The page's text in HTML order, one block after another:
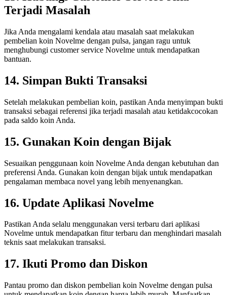
Terjadi Masalah
Jika Anda mengalami kendala atau masalah saat melakukan
pembelian koin Novelme dengan pulsa, jangan ragu untuk
menghubungi customer service Novelme untuk mendapatkan
bantuan.
14. Simpan Bukti Transaksi
Setelah melakukan pembelian koin, pastikan Anda menyimpan bukti
transaksi sebagai referensi jika terjadi masalah atau ketidakcocokan
pada saldo koin Anda.
15. Gunakan Koin dengan Bijak
Sesuaikan penggunaan koin Novelme Anda dengan kebutuhan dan
preferensi Anda. Gunakan koin dengan bijak untuk mendapatkan
pengalaman membaca novel yang lebih menyenangkan.
16. Update Aplikasi Novelme
Pastikan Anda selalu menggunakan versi terbaru dari aplikasi
Novelme untuk mendapatkan fitur terbaru dan menghindari masalah
teknis saat melakukan transaksi.
17. Ikuti Promo dan Diskon
Pantau promo dan diskon pembelian koin Novelme dengan pulsa